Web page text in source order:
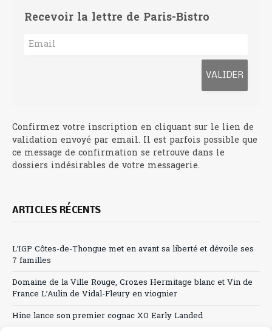
Recevoir la lettre de Paris-Bistro
Confirmez votre inscription en cliquant sur le lien de
validation envoyé par email. Il est parfois possible que
ce message de confirmation se retrouve dans le
dossiers indésirables de votre messagerie.
ARTICLES RÉCENTS
L’IGP Côtes-de-Thongue met en avant sa liberté et dévoile ses
7 familles
Domaine de la Ville Rouge, Crozes Hermitage blanc et Vin de
France L’Aulin de Vidal-Fleury en viognier
Hine lance son premier cognac XO Early Landed